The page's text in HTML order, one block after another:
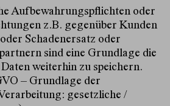
Aufbewahrungspflichten oder
z.B. gegenüber Kunden
Schadenersatz oder
sind eine Grundlage die
weiterhin zu speichern.
– Grundlage der
gesetzliche /